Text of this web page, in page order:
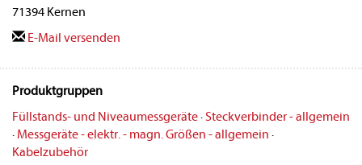
71394 Kernen
E-Mail versenden
Produktgruppen
Füllstands- und Niveaumessgeräte· Steckverbinder - allgemein
· Messgeräte - elektr. - magn. Größen - allgemein ·
Kabelzubehör